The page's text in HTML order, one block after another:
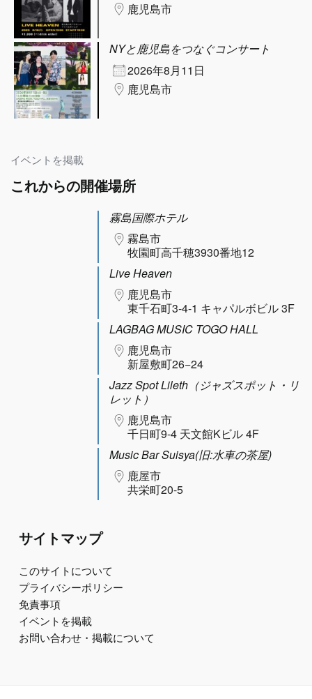
鹿児島市
NYと鹿児島をつなぐコンサート
2026年8月11日
鹿児島市
イベントを掲載
これからの開催場所
霧島国際ホテル
霧島市
牧園町高千穂3930番地12
Live Heaven
鹿児島市
東千石町3-4-1 キャパルボビル 3F
LAGBAG MUSIC TOGO HALL
鹿児島市
新屋敷町26−24
Jazz Spot Lileth（ジャズスポット・リ
レット）
鹿児島市
千日町9-4 天文館Kビル 4F
Music Bar Suisya(旧:水車の茶屋)
鹿屋市
共栄町20-5
サイトマップ
このサイトについて
プライバシーポリシー
免責事項
イベントを掲載
お問い合わせ・掲載について